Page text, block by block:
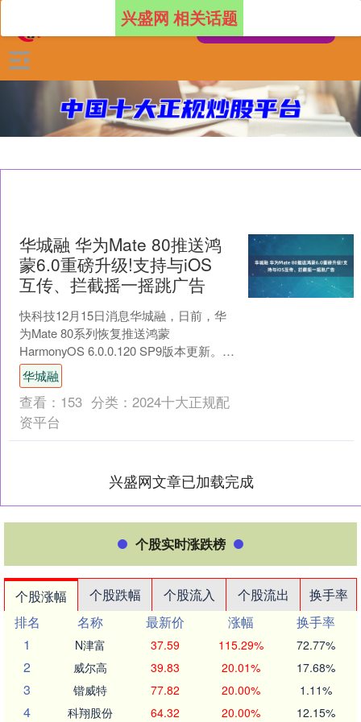
兴盛网 相关话题
华城融 华为Mate 80推送鸿
蒙6.0重磅升级!支持与iOS
互传、拦截摇一摇跳广告
快科技12月15日消息华城融，日前，华
为Mate 80系列恢复推送鸿蒙
HarmonyOS 6.0.0.120 SP9版本更新。
此前，该版本因界面显示Bug被临....
华城融
查看： 153 分类： 2024十大正规配
资平台
兴盛网文章已加载完成
个股实时涨跌榜
个股涨幅 个股跌幅 个股流入 个股流出
换手率
排名
名称 最新价 涨幅
换手率
1
N津富 37.59 115.29% 72.77%
2 威尔高 39.83 20.01% 17.68%
3 锴威特 77.82 20.00% 1.11%
4 科翔股份 64.32 20.00% 12.15%